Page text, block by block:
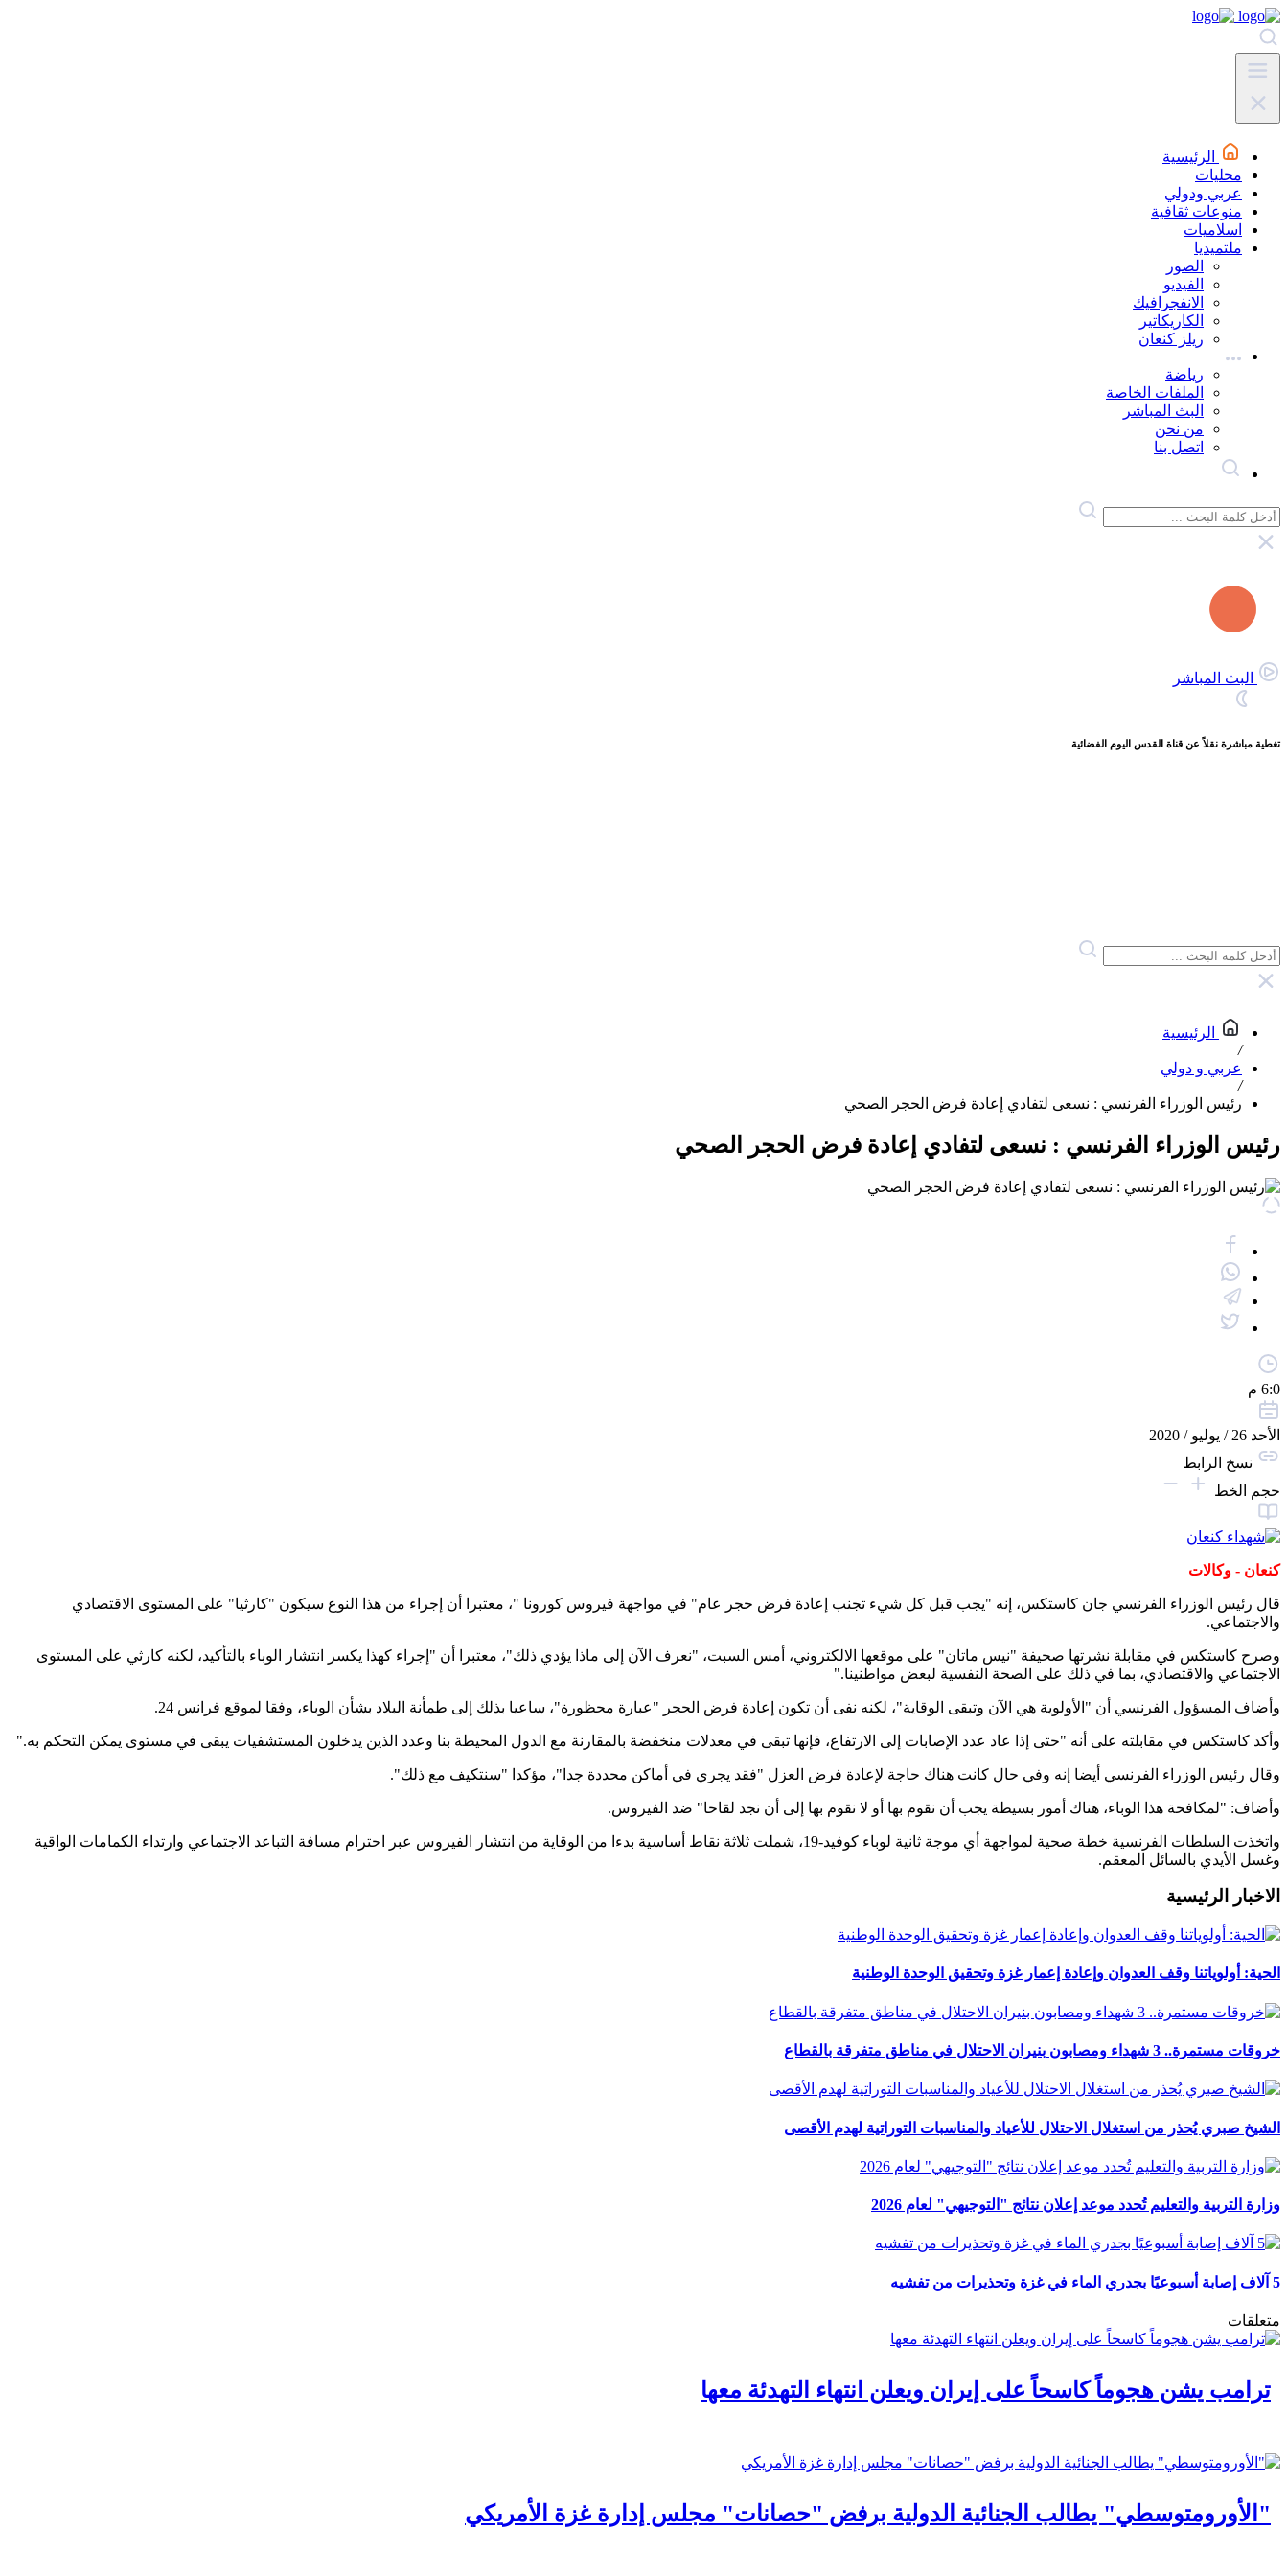
الرئيسية
محليات
عربي ودولي
منوعات ثقافية
اسلاميات
ملتميديا
الصور
الفيديو
الانفجرافيك
الكاريكاتير
ريلز كنعان
رياضة
الملفات الخاصة
البث المباشر
من نحن
اتصل بنا
البث المباشر
تغطية مباشرة نقلاً عن قناة القدس اليوم الفضائية
الرئيسية
/
عربي و دولي
/
رئيس الوزراء الفرنسي : نسعى لتفادي إعادة فرض الحجر الصحي
رئيس الوزراء الفرنسي : نسعى لتفادي إعادة فرض الحجر الصحي
6:0 م
الأحد 26 / يوليو / 2020
نسخ الرابط
حجم الخط
كنعان - وكالات
قال رئيس الوزراء الفرنسي جان كاستكس، إنه "يجب قبل كل شيء تجنب إعادة فرض حجر عام" في مواجهة فيروس كورونا "، معتبرا أن إجراء من هذا النوع سيكون "كارثيا" على المستوى الاقتصادي
والاجتماعي.
وصرح كاستكس في مقابلة نشرتها صحيفة "نيس ماتان" على موقعها الالكتروني، أمس السبت، "نعرف الآن إلى ماذا يؤدي ذلك"، معتبرا أن "إجراء كهذا يكسر انتشار الوباء بالتأكيد، لكنه كارثي على المستوى
الاجتماعي والاقتصادي، بما في ذلك على الصحة النفسية لبعض مواطنينا."
وأضاف المسؤول الفرنسي أن "الأولوية هي الآن وتبقى الوقاية"، لكنه نفى أن تكون إعادة فرض الحجر "عبارة محظورة"، ساعيا بذلك إلى طمأنة البلاد بشأن الوباء، وفقا لموقع فرانس 24.
وأكد كاستكس في مقابلته على أنه "حتى إذا عاد عدد الإصابات إلى الارتفاع، فإنها تبقى في معدلات منخفضة بالمقارنة مع الدول المحيطة بنا وعدد الذين يدخلون المستشفيات يبقى في مستوى يمكن التحكم به."
وقال رئيس الوزراء الفرنسي أيضا إنه وفي حال كانت هناك حاجة لإعادة فرض العزل "فقد يجري في أماكن محددة جدا"، مؤكدا "سنتكيف مع ذلك".
وأضاف: "لمكافحة هذا الوباء، هناك أمور بسيطة يجب أن نقوم بها أو لا نقوم بها إلى أن نجد لقاحا" ضد الفيروس.
واتخذت السلطات الفرنسية خطة صحية لمواجهة أي موجة ثانية لوباء كوفيد-19، شملت ثلاثة نقاط أساسية بدءا من الوقاية من انتشار الفيروس عبر احترام مسافة التباعد الاجتماعي وارتداء الكمامات الواقية
وغسل الأيدي بالسائل المعقم.
الاخبار الرئيسية
الحية: أولوياتنا وقف العدوان وإعادة إعمار غزة وتحقيق الوحدة الوطنية
خروقات مستمرة.. 3 شهداء ومصابون بنيران الاحتلال في مناطق متفرقة بالقطاع
الشيخ صبري يُحذر من استغلال الاحتلال للأعياد والمناسبات التوراتية لهدم الأقصى
وزارة التربية والتعليم تُحدد موعد إعلان نتائج "التوجيهي" لعام 2026
5 آلاف إصابة أسبوعيًا بجدري الماء في غزة وتحذيرات من تفشيه
متعلقات
ترامب يشن هجوماً كاسحاً على إيران ويعلن انتهاء التهدئة معها
"الأورومتوسطي" يطالب الجنائية الدولية برفض "حصانات" مجلس إدارة غزة الأمريكي